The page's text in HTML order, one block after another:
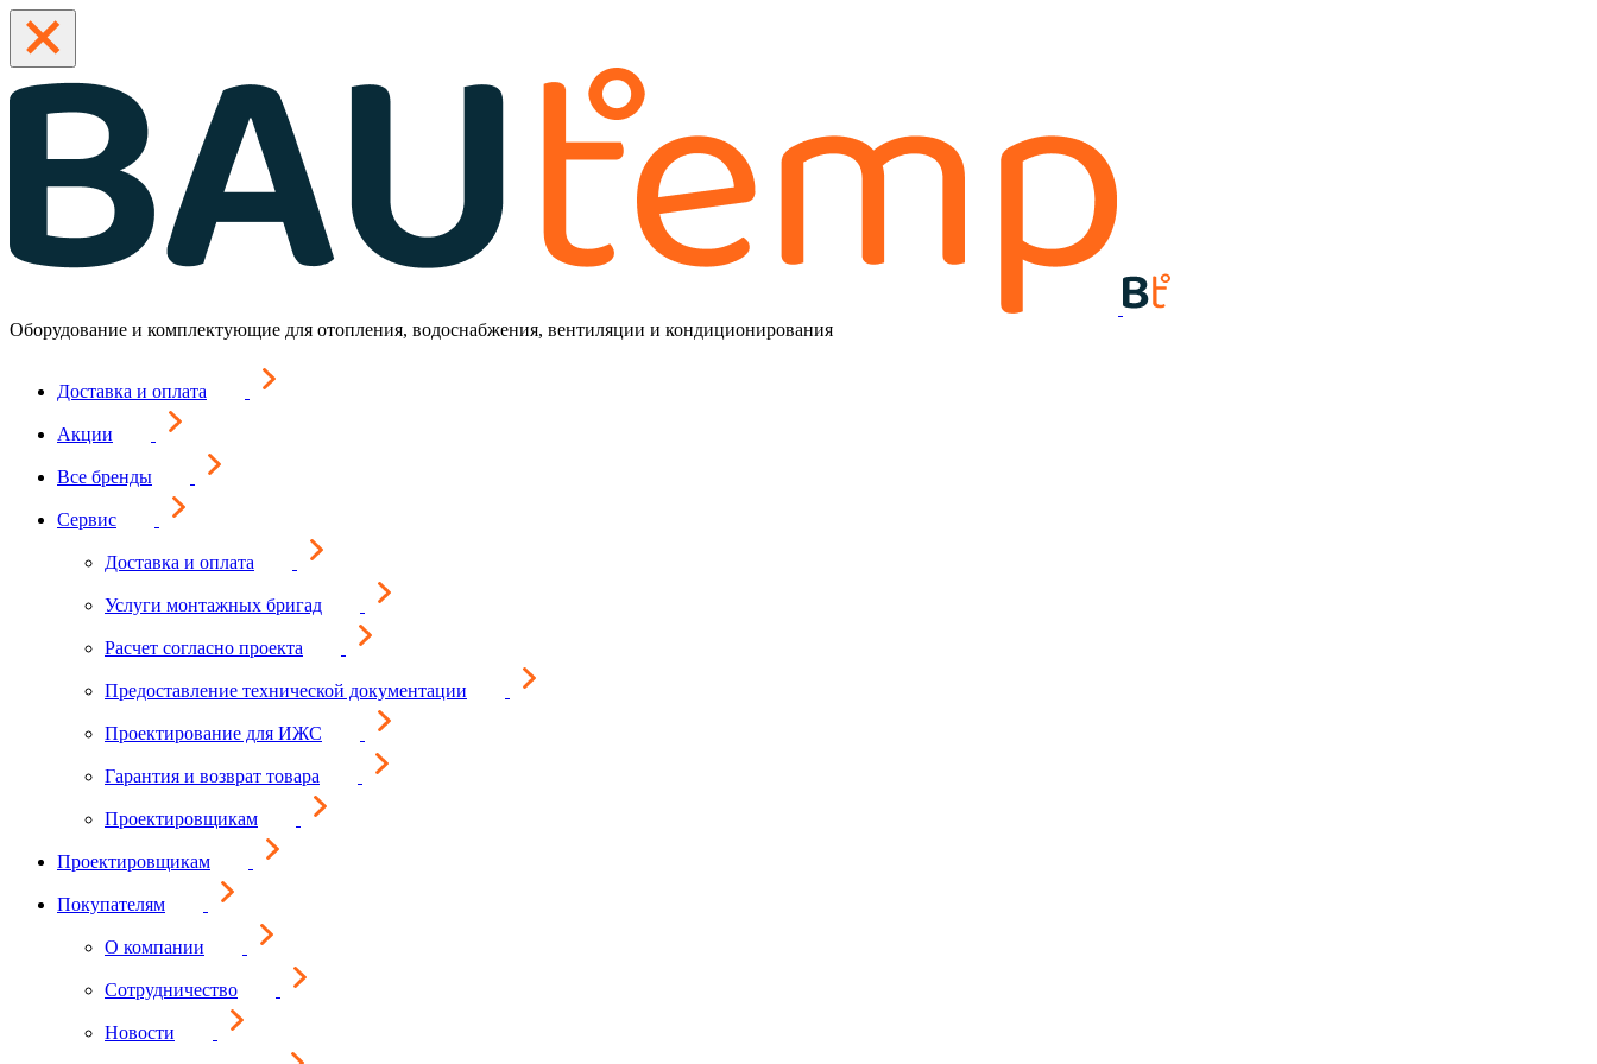
Оборудование и комплектующие для отопления, водоснабжения, вентиляции и кондиционирования
Доставка и оплата
Акции
Все бренды
Сервис
Доставка и оплата
Услуги монтажных бригад
Расчет согласно проекта
Предоставление технической документации
Проектирование для ИЖС
Гарантия и возврат товара
Проектировщикам
Проектировщикам
Покупателям
О компании
Сотрудничество
Новости